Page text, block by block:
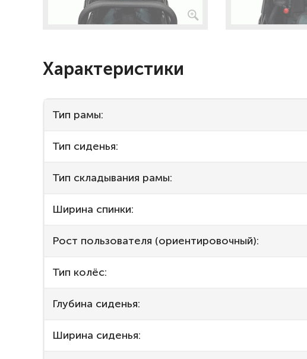
Характеристики
Тип рамы:
Тип сиденья:
Тип складывания рамы:
Ширина спинки:
Рост пользователя (ориентировочный):
Тип колёс:
Глубина сиденья:
Ширина сиденья: